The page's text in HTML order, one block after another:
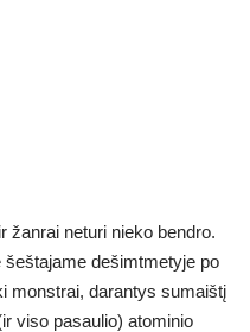
žanrai neturi nieko bendro.
šeštajame dešimtmetyje po
monstrai, darantys sumaištį
viso pasaulio) atominio